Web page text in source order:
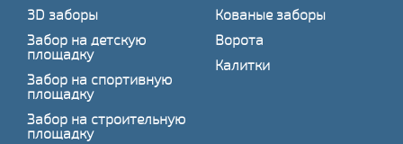
3D заборы
Забор на детскую
площадку
Забор на спортивную
площадку
Забор на строительную
площадку
Кованые заборы
Ворота
Калитки